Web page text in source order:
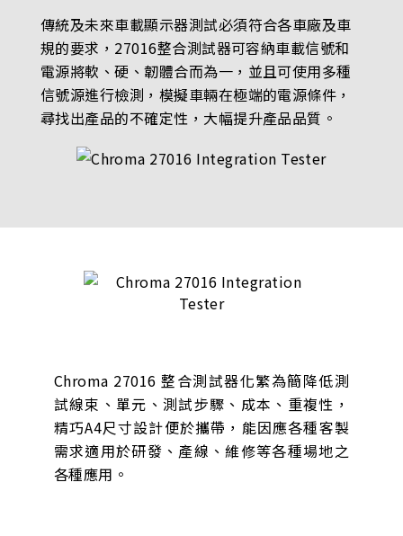
傳統及未來車載顯示器測試必須符合各車廠及車
規的要求，27016整合測試器可容納車載信號和
電源將軟、硬、韌體合而為一，並且可使用多種
信號源進行檢測，模擬車輛在極端的電源條件，
尋找出產品的不確定性，大幅提升產品品質。
Chroma 27016 整合測試器化繁為簡降低測
試線束、單元、測試步驟、成本、重複性，
精巧A4尺寸設計便於攜帶，能因應各種客製
需求適用於研發、產線、維修等各種場地之
各種應用。